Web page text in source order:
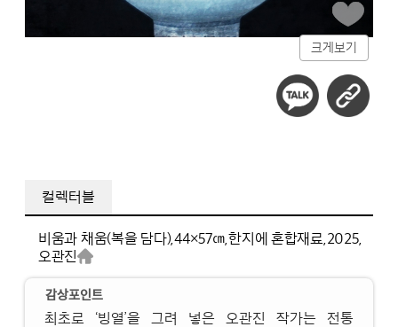
크게보기
컬렉터블
비움과 채움(복을 담다),44×57㎝,한지에 혼합재료, 2025,
오관진
감상포인트
최초로 ‘빙열’을 그려 넣은 오관진 작가는 전통